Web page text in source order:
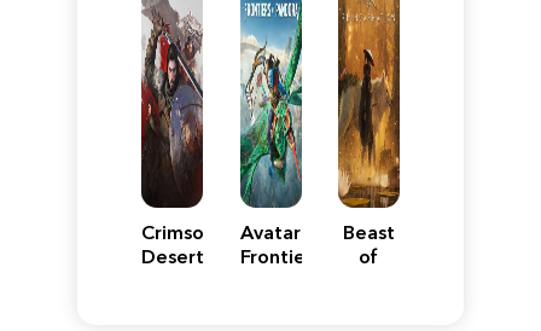
Crimson
Desert
Avatar:
Frontiers
Beast
of